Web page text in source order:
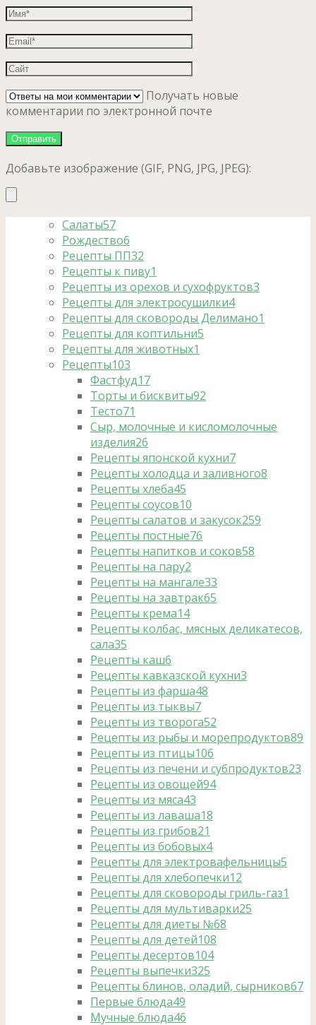
Получать новые
комментарии по электронной почте
Добавьте изображение (GIF, PNG, JPG, JPEG):
Салаты57
Рождество6
Рецепты ПП32
Рецепты к пиву1
Рецепты из орехов и сухофруктов3
Рецепты для электросушилки4
Рецепты для сковороды Делимано1
Рецепты для коптильни5
Рецепты для животных1
Рецепты103
Фастфуд17
Торты и бисквиты92
Тесто71
Сыр, молочные и кисломолочные
изделия26
Рецепты японской кухни7
Рецепты холодца и заливного8
Рецепты хлеба45
Рецепты соусов10
Рецепты салатов и закусок259
Рецепты постные76
Рецепты напитков и соков58
Рецепты на пару2
Рецепты на мангале33
Рецепты на завтрак65
Рецепты крема14
Рецепты колбас, мясных деликатесов,
сала35
Рецепты каш6
Рецепты кавказской кухни3
Рецепты из фарша48
Рецепты из тыквы7
Рецепты из творога52
Рецепты из рыбы и морепродуктов89
Рецепты из птицы106
Рецепты из печени и субпродуктов23
Рецепты из овощей94
Рецепты из мяса43
Рецепты из лаваша18
Рецепты из грибов21
Рецепты из бобовых4
Рецепты для электровафельницы5
Рецепты для хлебопечки12
Рецепты для сковороды гриль-газ1
Рецепты для мультиварки25
Рецепты для диеты №68
Рецепты для детей108
Рецепты десертов104
Рецепты выпечки325
Рецепты блинов, оладий, сырников67
Первые блюда49
Мучные блюда46